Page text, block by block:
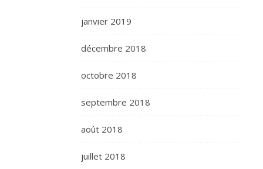
janvier 2019
décembre 2018
octobre 2018
septembre 2018
août 2018
juillet 2018